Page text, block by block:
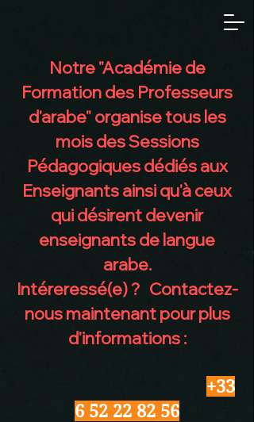
Notre "Académie de
Formation des Professeurs
d'arabe" organise tous les
mois des Sessions
Pédagogiques dédiés aux
Enseignants ainsi qu'à ceux
qui désirent devenir
enseignants de langue
arabe.
Intéreressé(e) ? Contactez-
nous maintenant pour plus
d'informations :
+33
6 52 22 82 56